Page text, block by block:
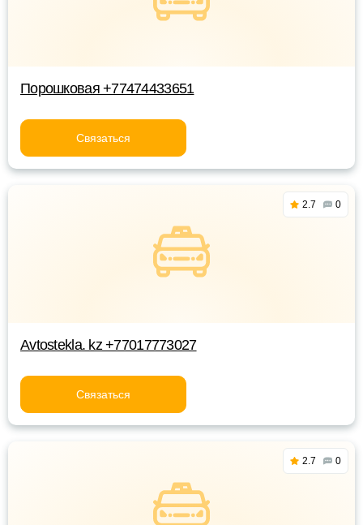
Порошковая +77474433651
Связаться
2.7 0
Avtostekla. kz +77017773027
Связаться
2.7 0